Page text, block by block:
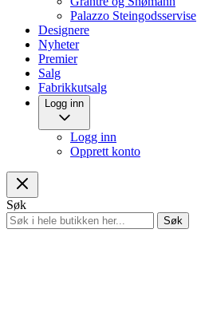
Palazzo Steingodsservise
Designere
Nyheter
Premier
Salg
Fabrikkutsalg
Logg inn
Logg inn
Opprett konto
Søk
Søk